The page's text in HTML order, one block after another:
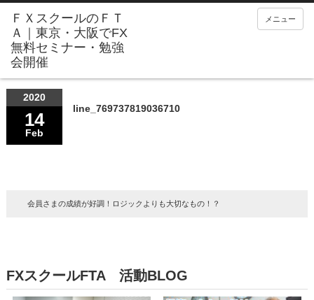
メニュー
2020
14
Feb
line_769737819036710
会員さまの成績が好調！ロジックよりも大切なもの！？
FXスクールFTA 活動BLOG